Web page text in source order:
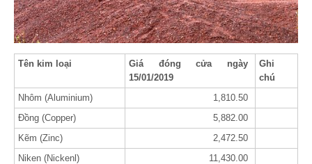
Tên kim loại
Giá đóng cửa ngày
15/01/2019
Ghi
chú
Nhôm (Aluminium)
1,810.50
Đồng (Copper)
5,882.00
Kẽm (Zinc)
2,472.50
Niken (Nickenl)
11,430.00